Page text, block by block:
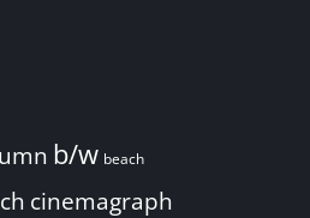
b/w beach
cinemagraph